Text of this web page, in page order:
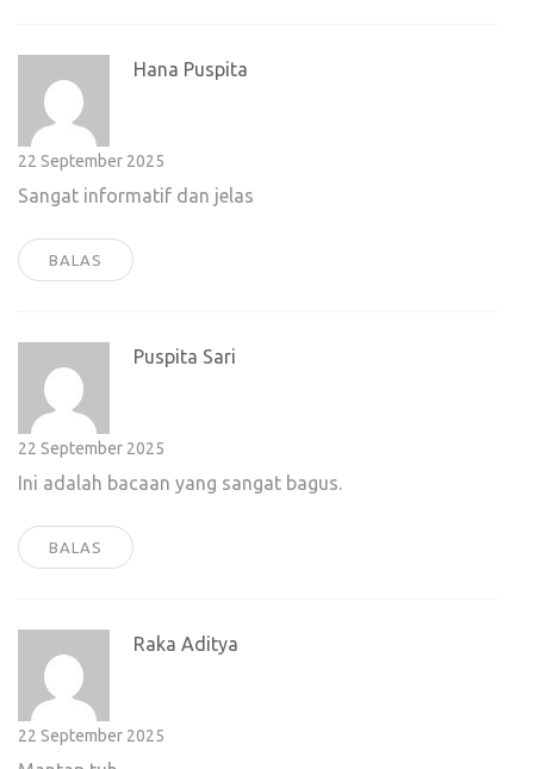
Hana Puspita
22 September 2025
Sangat informatif dan jelas
BALAS
Puspita Sari
22 September 2025
Ini adalah bacaan yang sangat bagus.
BALAS
Raka Aditya
22 September 2025